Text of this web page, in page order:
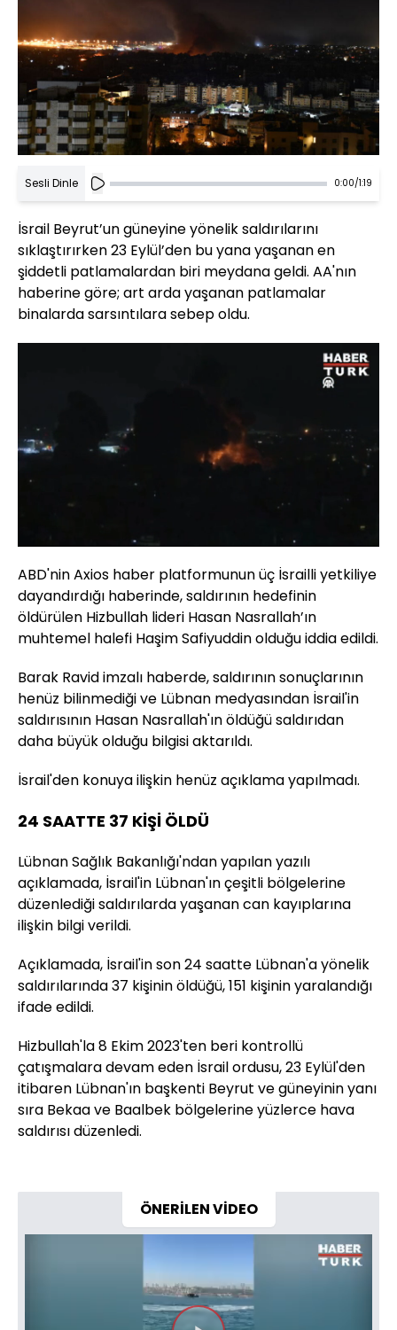
Sesli Dinle 0:00/1:19
İsrail Beyrut’un güneyine yönelik saldırılarını
sıklaştırırken 23 Eylül’den bu yana yaşanan en
şiddetli patlamalardan biri meydana geldi. AA'nın
haberine göre; art arda yaşanan patlamalar
binalarda sarsıntılara sebep oldu.
Aç
Hızı
ABD'nin Axios haber platformunun üç İsrailli yetkiliye
dayandırdığı haberinde, saldırının hedefinin
öldürülen Hizbullah lideri Hasan Nasrallah’ın
muhtemel halefi Haşim Safiyuddin olduğu iddia edildi.
Barak Ravid imzalı haberde, saldırının sonuçlarının
henüz bilinmediği ve Lübnan medyasından İsrail'in
saldırısının Hasan Nasrallah'ın öldüğü saldırıdan
daha büyük olduğu bilgisi aktarıldı.
İsrail'den konuya ilişkin henüz açıklama yapılmadı.
24 SAATTE 37 KİŞİ ÖLDÜ
Lübnan Sağlık Bakanlığı'ndan yapılan yazılı
açıklamada, İsrail'in Lübnan'ın çeşitli bölgelerine
düzenlediği saldırılarda yaşanan can kayıplarına
ilişkin bilgi verildi.
Açıklamada, İsrail'in son 24 saatte Lübnan'a yönelik
saldırılarında 37 kişinin öldüğü, 151 kişinin yaralandığı
ifade edildi.
Hizbullah'la 8 Ekim 2023'ten beri kontrollü
çatışmalara devam eden İsrail ordusu, 23 Eylül'den
itibaren Lübnan'ın başkenti Beyrut ve güneyinin yanı
sıra Bekaa ve Baalbek bölgelerine yüzlerce hava
saldırısı düzenledi.
ÖNERİLEN VİDEO